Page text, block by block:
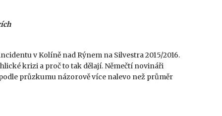
v Kolíně nad Rýnem na Silvestra 2015/2016.
krizi a proč to tak dělají. Němečtí novináři
průzkumu názorově více nalevo než průměr